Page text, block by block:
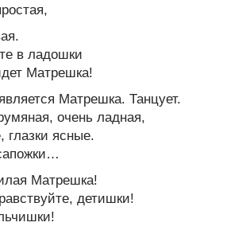
в ладошки
Матрешка!
Матрешка. Танцует.
очень ладная,
глазки ясные.
Матрешка!
детишки!